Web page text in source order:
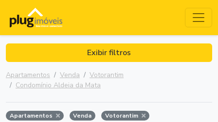
Exibir filtros
Apartamentos Venda
Votorantim
Condomínio Aldeia da Mata
Apartamentos Venda Votorantim